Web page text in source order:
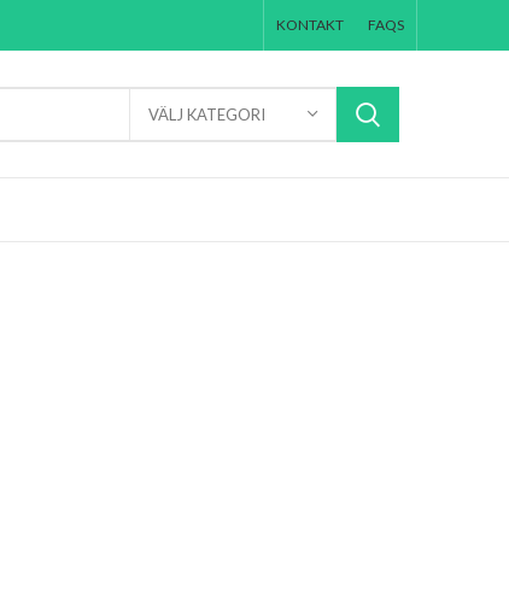
KONTAKT FAQS
VÄLJ KATEGORI